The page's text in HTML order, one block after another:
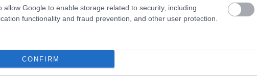
allow Google to enable storage related to security, including
functionality and fraud prevention, and other user protection.
CONFIRM